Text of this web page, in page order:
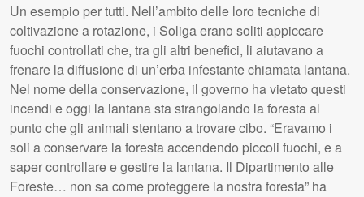
Un esempio per tutti. Nell’ambito delle loro tecniche di
coltivazione a rotazione, i Soliga erano soliti appiccare
fuochi controllati che, tra gli altri benefici, li aiutavano a
frenare la diffusione di un’erba infestante chiamata lantana.
Nel nome della conservazione, il governo ha vietato questi
incendi e oggi la lantana sta strangolando la foresta al
punto che gli animali stentano a trovare cibo. “Eravamo i
soli a conservare la foresta accendendo piccoli fuochi, e a
saper controllare e gestire la lantana. Il Dipartimento alle
Foreste… non sa come proteggere la nostra foresta” ha